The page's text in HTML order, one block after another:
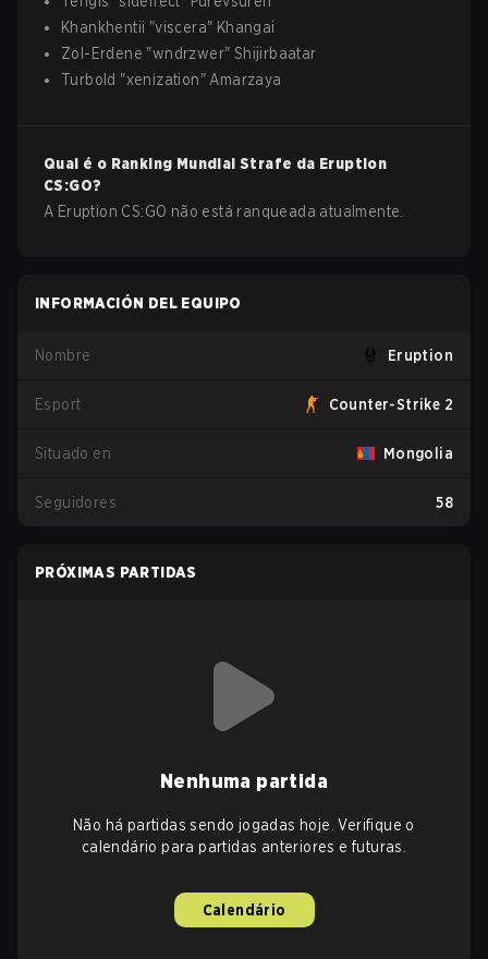
Khankhentii "viscera" Khangai
Zol-Erdene "wndrzwer" Shijirbaatar
Turbold "xenization" Amarzaya
Qual é o Ranking Mundial Strafe da Eruption
CS:GO?
A Eruption CS:GO não está ranqueada atualmente.
INFORMACIÓN DEL EQUIPO
Nombre Eruption
Esport Counter-Strike 2
Situado en Mongolia
Seguidores 58
PRÓXIMAS PARTIDAS
Nenhuma partida
Não há partidas sendo jogadas hoje. Verifique o
calendário para partidas anteriores e futuras.
Calendário